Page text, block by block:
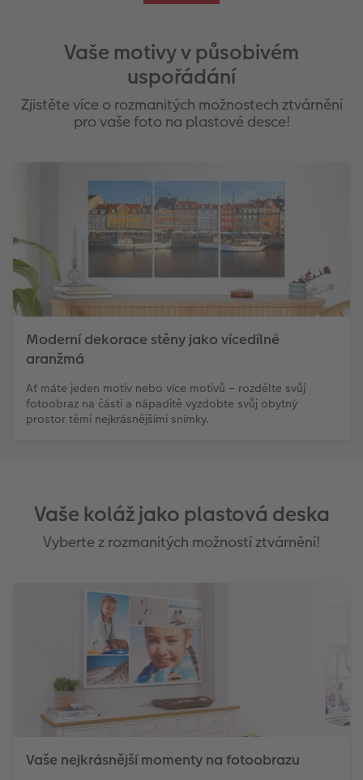
Vaše motivy v působivém
uspořádání
Zjistěte více o rozmanitých možnostech ztvárnění
pro vaše foto na plastové desce!
Moderní dekorace stěny jako vícedílné
aranžmá
Ať máte jeden motiv nebo více motivů – rozdělte svůj
fotoobraz na části a nápaditě vyzdobte svůj obytný
prostor těmi nejkrásnějšími snímky.
Vaše koláž jako plastová deska
Vyberte z rozmanitých možností ztvárnění!
Vaše nejkrásnější momenty na fotoobrazu